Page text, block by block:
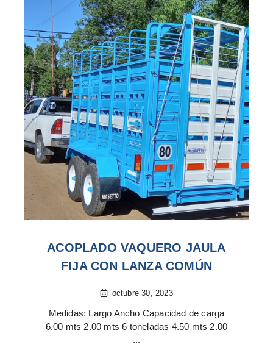
ACOPLADO VAQUERO JAULA
FIJA CON LANZA COMÚN
octubre 30, 2023
Medidas: Largo Ancho Capacidad de carga
6.00 mts 2.00 mts 6 toneladas 4.50 mts 2.00
...